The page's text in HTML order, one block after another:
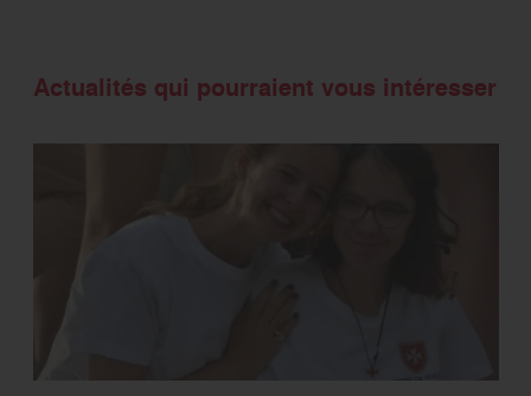
Actualités qui pourraient vous intéresser